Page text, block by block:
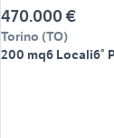
470.000 €
Torino (TO)
200 mq6 Locali6°